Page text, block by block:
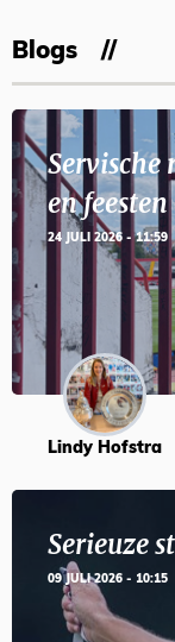
Blogs
en
24 JULI 2026 - 11:59
Lindy Hofstra
Serieuze
09 JULI 2026 - 10:15